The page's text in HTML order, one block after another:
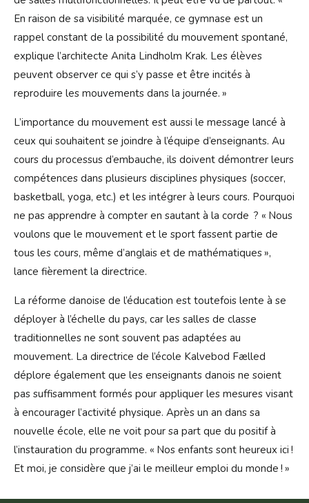
En raison de sa visibilité marquée, ce gymnase est un
rappel constant de la possibilité du mouvement spontané,
explique l’architecte Anita Lindholm Krak. Les élèves
peuvent observer ce qui s’y passe et être incités à
reproduire les mouvements dans la journée. »
L’importance du mouvement est aussi le message lancé à
ceux qui souhaitent se joindre à l’équipe d’enseignants. Au
cours du processus d’embauche, ils doivent démontrer leurs
compétences dans plusieurs disciplines physiques (soccer,
basketball, yoga, etc.) et les intégrer à leurs cours. Pourquoi
ne pas apprendre à compter en sautant à la corde ? « Nous
voulons que le mouvement et le sport fassent partie de
tous les cours, même d’anglais et de mathématiques »,
lance fièrement la directrice.
La réforme danoise de l’éducation est toutefois lente à se
déployer à l’échelle du pays, car les salles de classe
traditionnelles ne sont souvent pas adaptées au
mouvement. La directrice de l’école Kalvebod Fælled
déplore également que les enseignants danois ne soient
pas suffisamment formés pour appliquer les mesures visant
à encourager l’activité physique. Après un an dans sa
nouvelle école, elle ne voit pour sa part que du positif à
l’instauration du programme. « Nos enfants sont heureux ici !
Et moi, je considère que j’ai le meilleur emploi du monde ! »